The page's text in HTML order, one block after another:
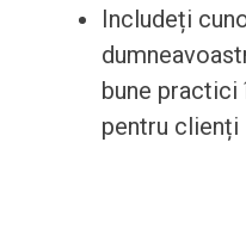
Includeți
bune
pentru clienți